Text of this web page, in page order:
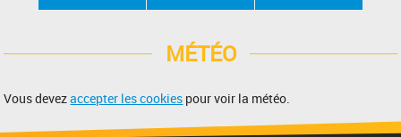
MÉTÉO
Vous devezaccepter les cookies pour voir la météo.